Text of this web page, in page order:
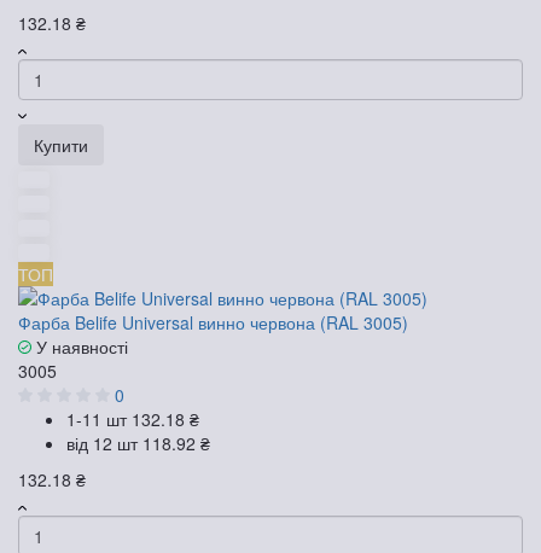
132.18 ₴
Купити
ТОП
Фарба Belife Universal винно червона (RAL 3005)
У наявності
3005
0
1-11 шт 132.18 ₴
від 12 шт 118.92 ₴
132.18 ₴